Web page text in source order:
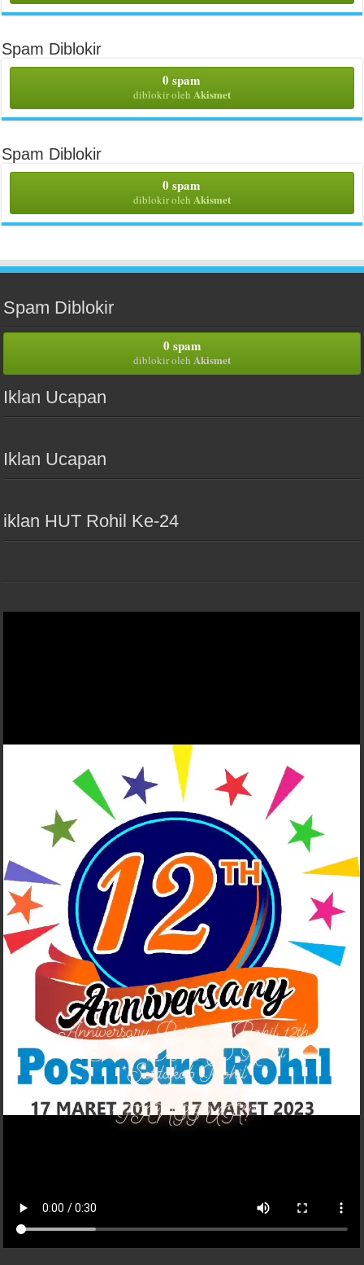
Spam Diblokir
0 spam
diblokir oleh Akismet
Spam Diblokir
0 spam
diblokir oleh Akismet
Spam Diblokir
0 spam
diblokir oleh Akismet
Iklan Ucapan
Iklan Ucapan
iklan HUT Rohil Ke-24